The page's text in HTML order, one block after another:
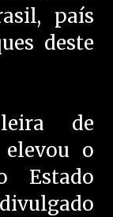
país
deste
de
o
Estado